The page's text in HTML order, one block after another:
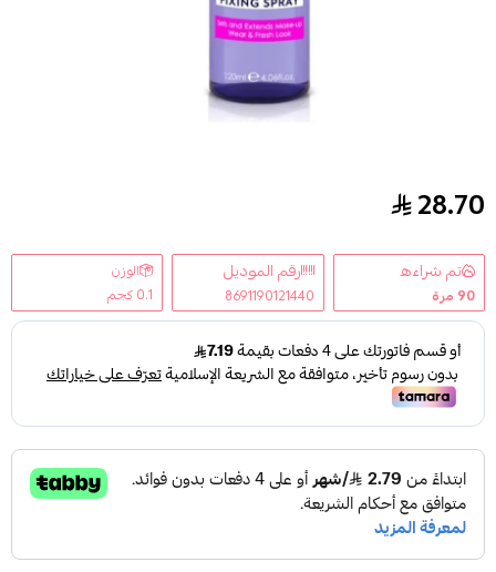
جولدن روز بخاخ مثبت للمكياج لونج ويرينج - 120 مل
28.70
تم شراءه
90 مرة
رقم الموديل
8691190121440
الوزن
0.1 كجم